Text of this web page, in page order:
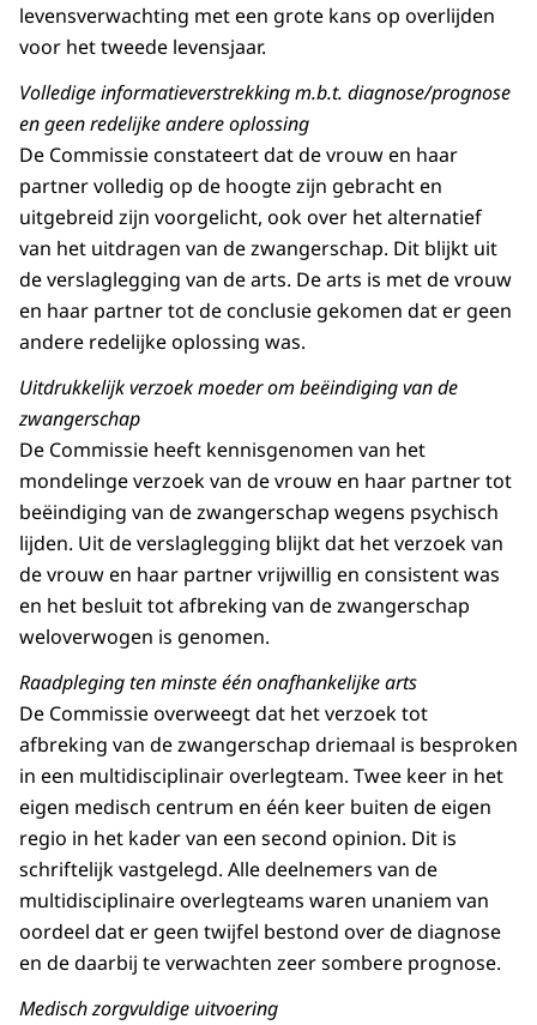
levensverwachting met een grote kans op overlijden
voor het tweede levensjaar.
Volledige informatieverstrekking m.b.t. diagnose/prognose
en geen redelijke andere oplossing
De Commissie constateert dat de vrouw en haar
partner volledig op de hoogte zijn gebracht en
uitgebreid zijn voorgelicht, ook over het alternatief
van het uitdragen van de zwangerschap. Dit blijkt uit
de verslaglegging van de arts. De arts is met de vrouw
en haar partner tot de conclusie gekomen dat er geen
andere redelijke oplossing was.
Uitdrukkelijk verzoek moeder om beëindiging van de
zwangerschap
De Commissie heeft kennisgenomen van het
mondelinge verzoek van de vrouw en haar partner tot
beëindiging van de zwangerschap wegens psychisch
lijden. Uit de verslaglegging blijkt dat het verzoek van
de vrouw en haar partner vrijwillig en consistent was
en het besluit tot afbreking van de zwangerschap
weloverwogen is genomen.
Raadpleging ten minste één onafhankelijke arts
De Commissie overweegt dat het verzoek tot
afbreking van de zwangerschap driemaal is besproken
in een multidisciplinair overlegteam. Twee keer in het
eigen medisch centrum en één keer buiten de eigen
regio in het kader van een second opinion. Dit is
schriftelijk vastgelegd. Alle deelnemers van de
multidisciplinaire overlegteams waren unaniem van
oordeel dat er geen twijfel bestond over de diagnose
en de daarbij te verwachten zeer sombere prognose.
Medisch zorgvuldige uitvoering